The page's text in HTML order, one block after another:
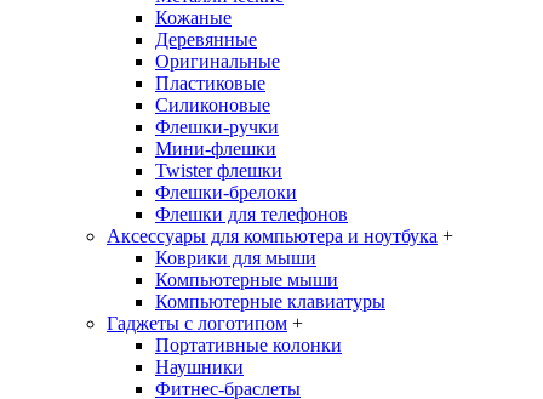
Кожаные
Деревянные
Оригинальные
Пластиковые
Силиконовые
Флешки-ручки
Мини-флешки
Twister флешки
Флешки-брелоки
Флешки для телефонов
Аксессуары для компьютера и ноутбука +
Коврики для мыши
Компьютерные мыши
Компьютерные клавиатуры
Гаджеты с логотипом +
Портативные колонки
Наушники
Фитнес-браслеты